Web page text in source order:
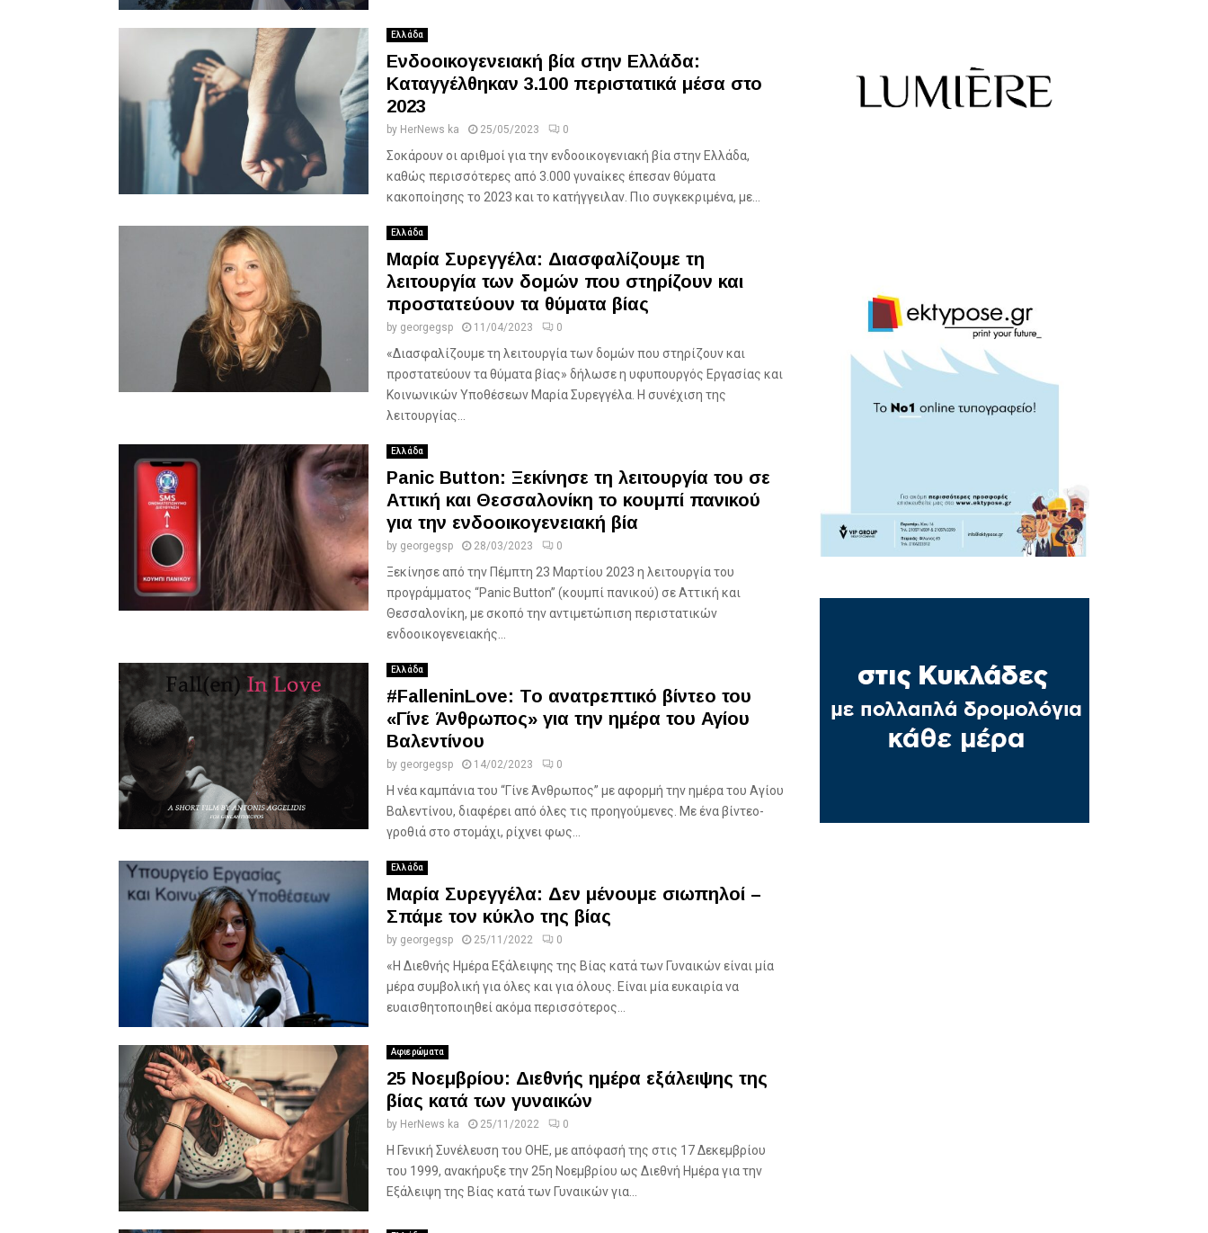
Ελλάδα
Ενδοοικογενειακή βία στην Ελλάδα:
Καταγγέλθηκαν 3.100 περιστατικά μέσα στο
2023
by HerNews ka 25/05/2023 0
Σοκάρουν οι αριθμοί για την ενδοοικογενιακή βία στην Ελλάδα,
καθώς περισσότερες από 3.000 γυναίκες έπεσαν θύματα
κακοποίησης το 2023 και το κατήγγειλαν. Πιο συγκεκριμένα, με...
Ελλάδα
Μαρία Συρεγγέλα: Διασφαλίζουμε τη
λειτουργία των δομών που στηρίζουν και
προστατεύουν τα θύματα βίας
by georgegsp 11/04/2023 0
«Διασφαλίζουμε τη λειτουργία των δομών που στηρίζουν και
προστατεύουν τα θύματα βίας» δήλωσε η υφυπουργός Εργασίας και
Κοινωνικών Υποθέσεων Μαρία Συρεγγέλα. Η συνέχιση της
λειτουργίας...
Ελλάδα
Panic Button: Ξεκίνησε τη λειτουργία του σε
Αττική και Θεσσαλονίκη το κουμπί πανικού
για την ενδοοικογενειακή βία
by georgegsp 28/03/2023 0
Ξεκίνησε από την Πέμπτη 23 Μαρτίου 2023 η λειτουργία του
προγράμματος “Panic Button” (κουμπί πανικού) σε Αττική και
Θεσσαλονίκη, με σκοπό την αντιμετώπιση περιστατικών
ενδοοικογενειακής...
Ελλάδα
#FalleninLove: Το ανατρεπτικό βίντεο του
«Γίνε Άνθρωπος» για την ημέρα του Αγίου
Βαλεντίνου
by georgegsp 14/02/2023 0
H νέα καμπάνια του “Γίνε Άνθρωπος” με αφορμή την ημέρα του Αγίου
Βαλεντίνου, διαφέρει από όλες τις προηγούμενες. Με ένα βίντεο-
γροθιά στο στομάχι, ρίχνει φως...
Ελλάδα
Μαρία Συρεγγέλα: Δεν μένουμε σιωπηλοί –
Σπάμε τον κύκλο της βίας
by georgegsp 25/11/2022 0
«Η Διεθνής Ημέρα Εξάλειψης της Βίας κατά των Γυναικών είναι μία
μέρα συμβολική για όλες και για όλους. Είναι μία ευκαιρία να
ευαισθητοποιηθεί ακόμα περισσότερος...
Αφιερώματα
25 Νοεμβρίου: Διεθνής ημέρα εξάλειψης της
βίας κατά των γυναικών
by HerNews ka 25/11/2022 0
Η Γενική Συνέλευση του ΟΗΕ, με απόφασή της στις 17 Δεκεμβρίου
του 1999, ανακήρυξε την 25η Νοεμβρίου ως Διεθνή Ημέρα για την
Εξάλειψη της Βίας κατά των Γυναικών για...